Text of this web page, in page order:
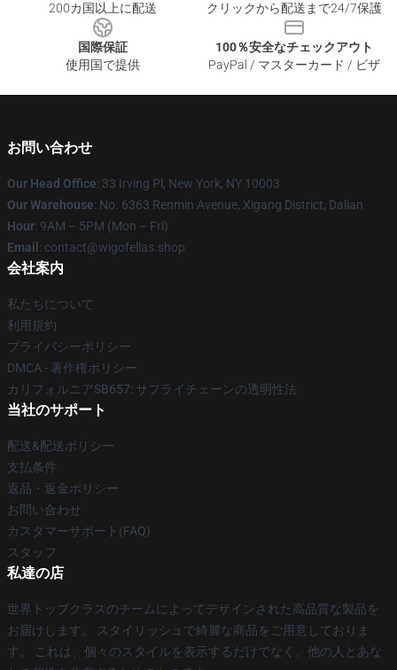
200カ国以上に配送
クリックから配送まで24/7保護
国際保証
使用国で提供
100％安全なチェックアウト
PayPal / マスターカード / ビザ
お問い合わせ
Our Head Office: 33 Irving Pl, New York, NY 10003
Our Warehouse: No. 6363 Renmin Avenue, Xigang District, Dalian
Hour: 9AM – 5PM (Mon – Fri)
Email : contact@wigofellas.shop
会社案内
私たちについて
利用規約
プライバシーポリシー
DMCA - 著作権ポリシー
カリフォルニアSB657: サプライチェーンの透明性法
当社のサポート
配送&配送ポリシー
支払条件
返品・返金ポリシー
お問い合わせ
カスタマーサポート(FAQ)
スタッフ
私達の店
世界トップクラスのチームによってデザインされた高品質な製品を
お届けします。 スタイリッシュで綺麗な商品をご用意しておりま
す。 これは、個々のスタイルを表示するだけでなく、他の人とあな